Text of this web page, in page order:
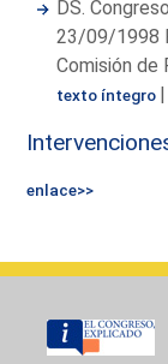
DS.
23/09/1998
Comisión de
texto íntegro
enlace>>